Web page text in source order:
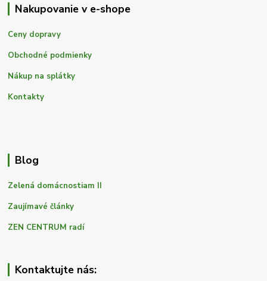
Nakupovanie v e-shope
Ceny dopravy
Obchodné podmienky
Nákup na splátky
Kontakty
Blog
Zelená domácnostiam II
Zaujímavé články
ZEN CENTRUM radí
Kontaktujte nás: